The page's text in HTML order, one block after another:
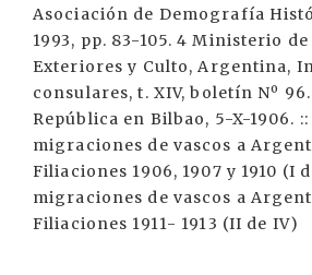
Asociación de Demografía
1993, pp. 83-105. 4 Ministerio
Exteriores y Culto, Argentina,
consulares, t. XIV, boletín Nº
República en Bilbao, 5-X-1906.
migraciones de vascos a
Filiaciones 1906, 1907 y 1910 (I
migraciones de vascos a
Filiaciones 1911- 1913 (II de IV)